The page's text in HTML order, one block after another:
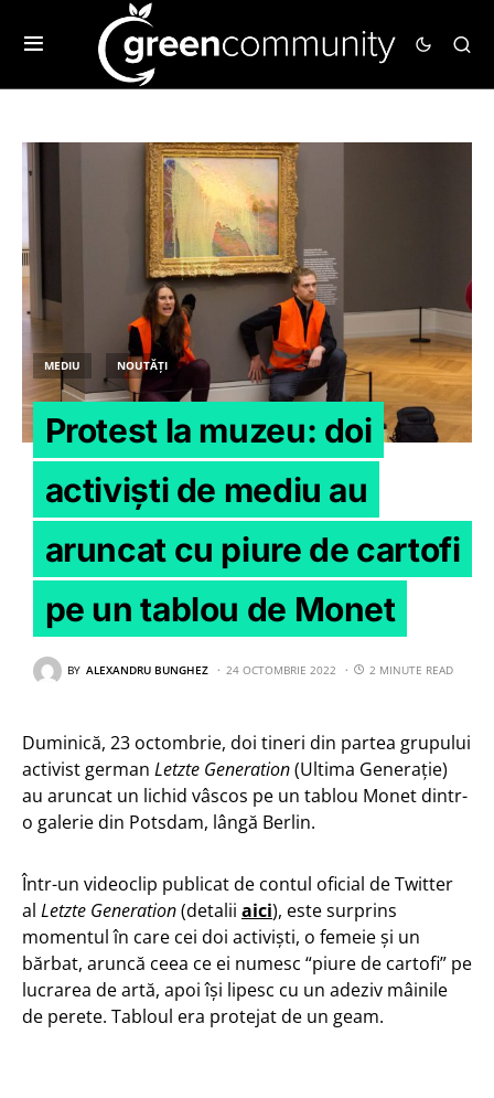
MEDIU NOUTĂȚI
Protest la muzeu: doi
activiști de mediu au
aruncat cu piure de cartofi
pe un tablou de Monet
BY ALEXANDRU BUNGHEZ 24 OCTOMBRIE 2022 2 MINUTE READ
Duminică, 23 octombrie, doi tineri din partea grupului
activist german Letzte Generation(Ultima Generație)
au aruncat un lichid vâscos pe un tablou Monet dintr-
o galerie din Potsdam, lângă Berlin.
Într-un videoclip publicat de contul oficial de Twitter
al Letzte Generation(detalii aici), este surprins
momentul în care cei doi activiști, o femeie și un
bărbat, aruncă ceea ce ei numesc “piure de cartofi” pe
lucrarea de artă, apoi își lipesc cu un adeziv mâinile
de perete. Tabloul era protejat de un geam.